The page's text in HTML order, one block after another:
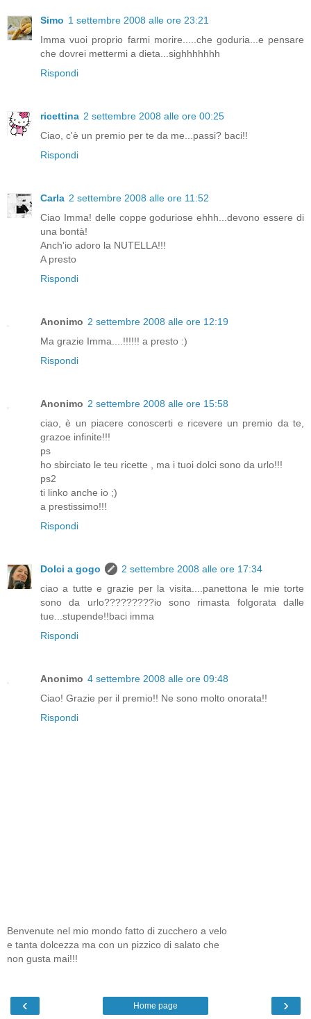
Simo 1 settembre 2008 alle ore 23:21
Imma vuoi proprio farmi morire.....che goduria...e pensare
che dovrei mettermi a dieta...sighhhhhhh
Rispondi
ricettina 2 settembre 2008 alle ore 00:25
Ciao, c'è un premio per te da me...passi? baci!!
Rispondi
Carla 2 settembre 2008 alle ore 11:52
Ciao Imma! delle coppe goduriose ehhh...devono essere di
una bontà!
Anch'io adoro la NUTELLA!!!
A presto
Rispondi
Anonimo 2 settembre 2008 alle ore 12:19
Ma grazie Imma....!!!!!! a presto :)
Rispondi
Anonimo 2 settembre 2008 alle ore 15:58
ciao, è un piacere conoscerti e ricevere un premio da te,
grazoe infinite!!!
ps
ho sbirciato le teu ricette , ma i tuoi dolci sono da urlo!!!
ps2
ti linko anche io ;)
a prestissimo!!!
Rispondi
Dolci a gogo
2 settembre 2008 alle ore 17:34
ciao a tutte e grazie per la visita....panettona le mie torte
sono da urlo?????????io sono rimasta folgorata dalle
tue...stupende!!baci imma
Rispondi
Anonimo 4 settembre 2008 alle ore 09:48
Ciao! Grazie per il premio!! Ne sono molto onorata!!
Rispondi
Benvenute nel mio mondo fatto di zucchero a velo
e tanta dolcezza ma con un pizzico di salato che
non gusta mai!!!
‹ ›
Home page